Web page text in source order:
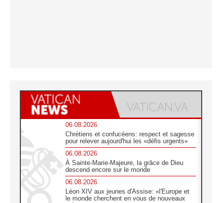
06.08.2026
Chrétiens et confucéens: respect et sagesse
pour relever aujourd'hui les «défis urgents»
06.08.2026
À Sainte-Marie-Majeure, la grâce de Dieu
descend encore sur le monde
06.08.2026
Léon XIV aux jeunes d'Assise: «l'Europe et
le monde cherchent en vous de nouveaux